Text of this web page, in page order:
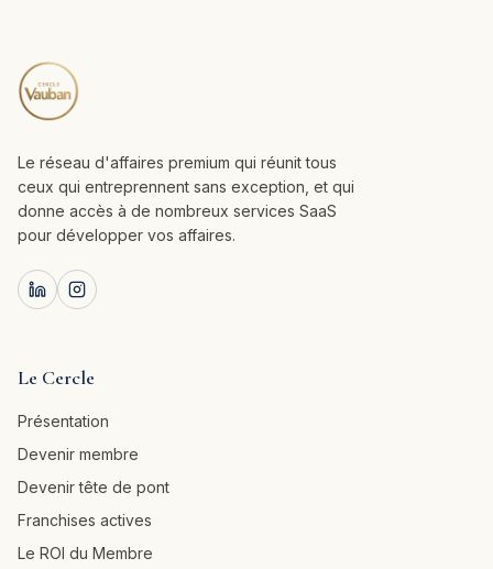
Le réseau d'affaires premium qui réunit tous
ceux qui entreprennent sans exception, et qui
donne accès à de nombreux services SaaS
pour développer vos affaires.
Le Cercle
Présentation
Devenir membre
Devenir tête de pont
Franchises actives
Le ROI du Membre